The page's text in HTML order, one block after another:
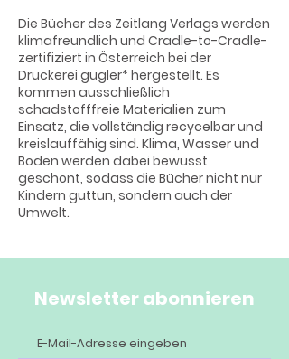
Die Bücher des Zeitlang Verlags werden
klimafreundlich und Cradle-to-Cradle-
zertifiziert in Österreich bei der
Druckerei gugler* hergestellt. Es
kommen ausschließlich
schadstofffreie Materialien zum
Einsatz, die vollständig recycelbar und
kreislauffähig sind. Klima, Wasser und
Boden werden dabei bewusst
geschont, sodass die Bücher nicht nur
Kindern guttun, sondern auch der
Umwelt.
Newsletter abonnieren